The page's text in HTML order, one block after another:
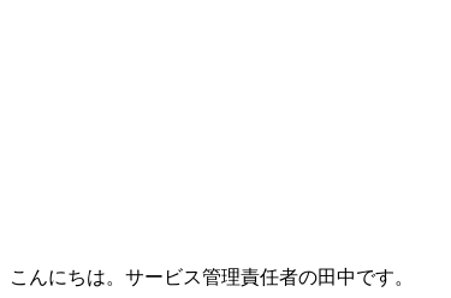
こんにちは。サービス管理責任者の田中です。